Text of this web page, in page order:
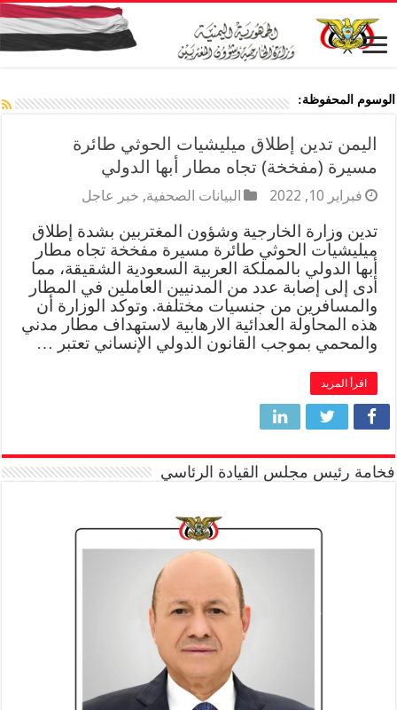
الوسوم المحفوظة:
اليمن تدين إطلاق ميليشيات الحوثي طائرة
مسيرة (مفخخة) تجاه مطار أبها الدولي
فبراير 10, 2022 البيانات الصحفية, خبر عاجل
تدين وزارة الخارجية وشؤون المغتربين بشدة إطلاق
ميليشيات الحوثي طائرة مسيرة مفخخة تجاه مطار
أبها الدولي بالمملكة العربية السعودية الشقيقة، مما
أدى إلى إصابة عدد من المدنيين العاملين في المطار
والمسافرين من جنسيات مختلفة. وتوكد الوزارة أن
هذه المحاولة العدائية الارهابية لاستهداف مطار مدني
والمحمي بموجب القانون الدولي الإنساني تعتبر …
اقرأ المزيد
فخامة رئيس مجلس القيادة الرئاسي